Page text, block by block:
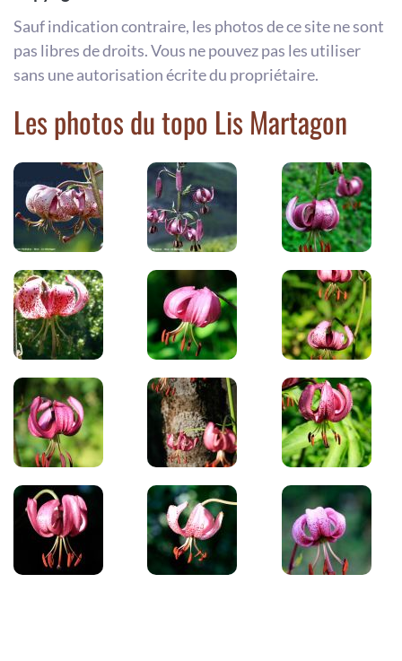
Sauf indication contraire, les photos de ce site ne sont
pas libres de droits. Vous ne pouvez pas les utiliser
sans une autorisation écrite du propriétaire.
Les photos du topo Lis Martagon